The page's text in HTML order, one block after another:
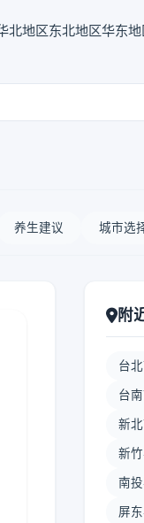
北地区东北地区华东地
养生建议 城市选
附
台
台
新
新
南
屏